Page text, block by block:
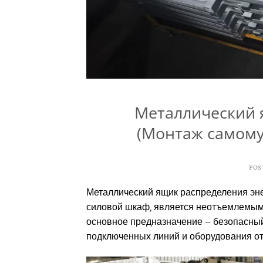
Металлический
(Монтаж
Металлический ящик распределения
силовой шкаф, является
основное предназначение –
подключенных линий и оборудования